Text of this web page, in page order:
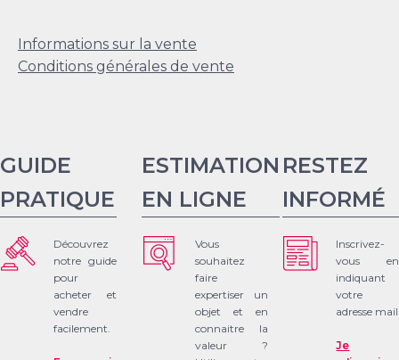
Informations sur la vente
Conditions générales de vente
GUIDE
PRATIQUE
Découvrez
notre guide
pour
acheter et
vendre
facilement.
ESTIMATION
EN LIGNE
Vous
souhaitez
faire
expertiser un
objet et en
connaitre la
valeur ?
RESTEZ
INFORMÉ
Inscrivez-
vous en
indiquant
votre
adresse mail
Je